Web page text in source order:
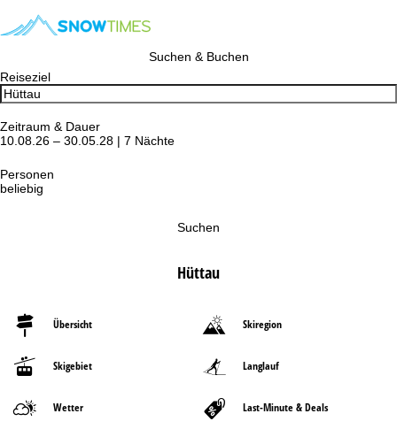
Suchen & Buchen
Reiseziel
Zeitraum & Dauer
10.08.26 – 30.05.28 | 7 Nächte
Personen
beliebig
Suchen
Hüttau
Übersicht Skiregion
Skigebiet Langlauf
Wetter Last-Minute & Deals